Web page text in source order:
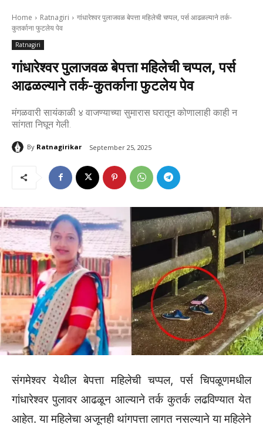
Home Ratnagiri
गांधारेश्वर पुलाजवळ बेपत्ता महिलेची चप्पल, पर्स आढळल्याने तर्क-
कुतर्काना फुटलेय पेव
Ratnagiri
गांधारेश्वर पुलाजवळ बेपत्ता महिलेची चप्पल, पर्स
आढळल्याने तर्क-कुतर्काना फुटलेय पेव
मंगळवारी सायंकाळी ४ वाजण्याच्या सुमारास घरातून कोणालाही काही न
सांगता निघून गेली.
By Ratnagirikar September 25, 2025
संगमेश्वर येथील बेपत्ता महिलेची चप्पल, पर्स चिपळूणमधील
गांधारेश्वर पुलावर आढळून आल्याने तर्क कुतर्क लढविण्यात येत
आहेत. या महिलेचा अजूनही थांगपत्ता लागत नसल्याने या महिलेने